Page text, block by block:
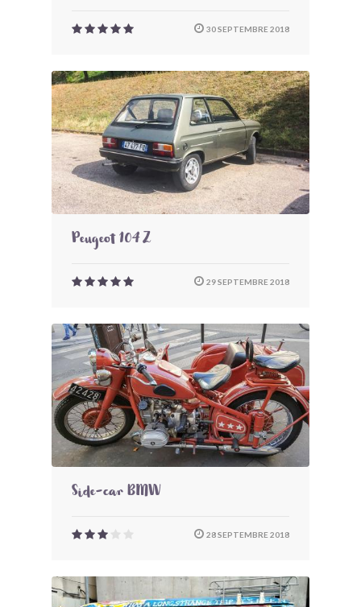
30 SEPTEMBRE 2018
Peugeot 104 Z
29 SEPTEMBRE 2018
Side-car BMW
28 SEPTEMBRE 2018